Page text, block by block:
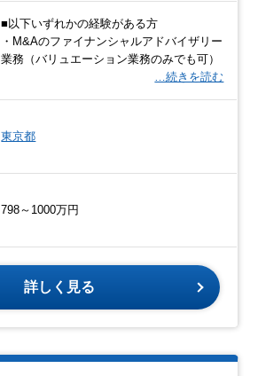
■以下いずれかの経験がある方
・M&Aのファイナンシャルアドバイザリー
業務（バリュエーション業務のみでも可）
…続きを読む
東京都
798～1000万円
詳しく見る